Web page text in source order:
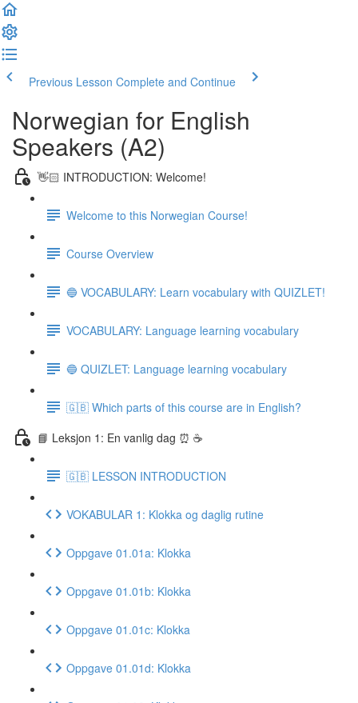
Previous Lesson Complete and Continue
Norwegian for English
Speakers (A2)
👋🏻 INTRODUCTION: Welcome!
Welcome to this Norwegian Course!
Course Overview
🔵 VOCABULARY: Learn vocabulary with QUIZLET!
VOCABULARY: Language learning vocabulary
🔵 QUIZLET: Language learning vocabulary
🇬🇧 Which parts of this course are in English?
📘 Leksjon 1: En vanlig dag ⏰ ☕️
🇬🇧 LESSON INTRODUCTION
VOKABULAR 1: Klokka og daglig rutine
Oppgave 01.01a: Klokka
Oppgave 01.01b: Klokka
Oppgave 01.01c: Klokka
Oppgave 01.01d: Klokka